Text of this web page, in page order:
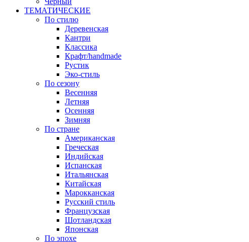
ТЕМАТИЧЕСКИЕ
По стилю
Деревенская
Кантри
Классика
Крафт/handmade
Рустик
Эко-стиль
По сезону
Весенняя
Летняя
Осенняя
Зимняя
По стране
Американская
Греческая
Индийская
Испанская
Итальянская
Китайская
Марокканская
Русский стиль
Французская
Шотландская
Японская
По эпохе